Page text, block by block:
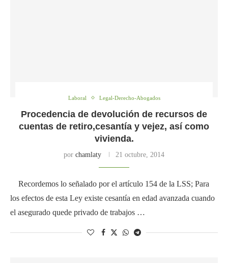
Laboral Legal-Derecho-Abogados
Procedencia de devolución de recursos de
cuentas de retiro,cesantía y vejez, así como
vivienda.
por chamlaty 21 octubre, 2014
Recordemos lo señalado por el artículo 154 de la LSS; Para
los efectos de esta Ley existe cesantía en edad avanzada cuando
el asegurado quede privado de trabajos …